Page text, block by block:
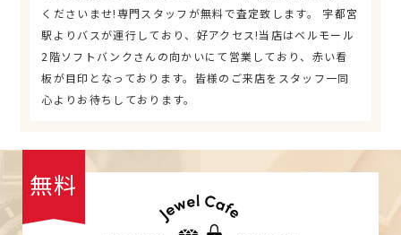
くださいませ!専門スタッフが無料で査定致します。 宇都宮
駅よりバスが運行しており、好アクセス!当店はベルモール
2階ソフトバンクさんの向かいにて営業しており、赤い看
板が目印となっております。皆様のご来店をスタッフ一同
心よりお待ちしております。
無料